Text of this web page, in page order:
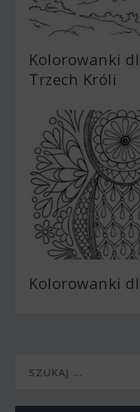
Kolorowanki
Trzech Króli
Kolorowanki